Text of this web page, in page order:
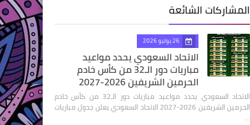
المشاركات الشائعة
26 يوليو 2026
الاتحاد السعودي يحدد مواعيد
مباريات دور الـ32 من كأس خادم
الحرمين الشريفين 2026-2027
الاتحاد السعودي يحدد مواعيد مباريات دور الـ32 من كأس خادم
الحرمين الشريفين 2026-2027 الاتحاد السعودي يعلن جدول مباريات
…